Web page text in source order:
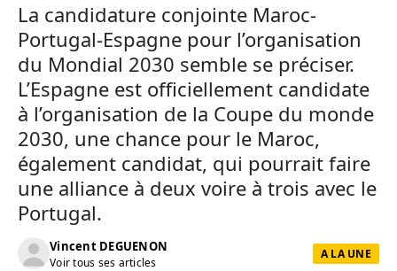
La candidature conjointe Maroc-
Portugal-Espagne pour l’organisation
du Mondial 2030 semble se préciser.
L’Espagne est officiellement candidate
à l’organisation de la Coupe du monde
2030, une chance pour le Maroc,
également candidat, qui pourrait faire
une alliance à deux voire à trois avec le
Portugal.
Vincent DEGUENON
Voir tous ses articles
A LA UNE